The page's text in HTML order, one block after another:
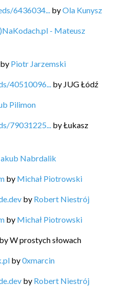
6436034... byOla Kunysz
- Mateusz
by Piotr Jarzemski
40510096... by JUG Łódź
Pilimon
79031225... byŁukasz
Nabrdalik
by Michał Piotrowski
by Robert Niestrój
by Michał Piotrowski
byW prostych słowach
by0xmarcin
by Robert Niestrój